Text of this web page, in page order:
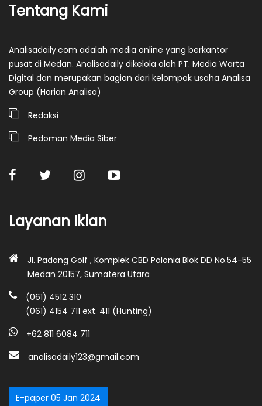
Tentang Kami
Analisadaily.com adalah media online yang berkantor
pusat di Medan. Analisadaily dikelola oleh PT. Media Warta
Digital dan merupakan bagian dari kelompok usaha Analisa
Group (Harian Analisa)
Redaksi
Pedoman Media Siber
Layanan Iklan
Jl. Padang Golf , Komplek CBD Polonia Blok DD No.54-55
Medan 20157, Sumatera Utara
(061) 4512 310
(061) 4154 711 ext. 411 (Hunting)
+62 811 6084 711
analisadaily123@gmail.com
E-paper 05 Jan 2024